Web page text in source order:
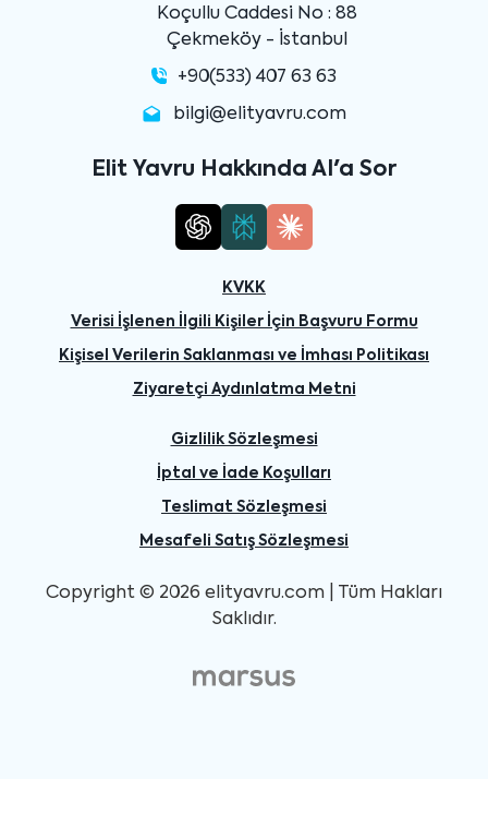
Koçullu Caddesi No : 88
Çekmeköy - İstanbul
+90(533) 407 63 63
bilgi@elityavru.com
Elit Yavru Hakkında AI'a Sor
KVKK
Verisi İşlenen İlgili Kişiler İçin Başvuru Formu
Kişisel Verilerin Saklanması ve İmhası Politikası
Ziyaretçi Aydınlatma Metni
Gizlilik Sözleşmesi
İptal ve İade Koşulları
Teslimat Sözleşmesi
Mesafeli Satış Sözleşmesi
Copyright © 2026 elityavru.com | Tüm Hakları
Saklıdır.